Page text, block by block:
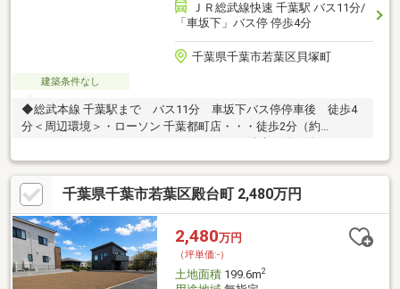
ＪＲ総武線快速 千葉駅 バス11分/
「車坂下」バス停 停歩4分
千葉県千葉市若葉区貝塚町
建築条件なし
◆総武本線 千葉駅まで バス11分 車坂下バス停停車後 徒歩4
分＜周辺環境＞・ローソン 千葉都町店・・・徒歩2分（約
890m）・ジェーソン千葉都町店・・・徒歩13分（約1010m）・千
葉桜木郵便局・・・徒歩12分（約910m）・ドラッグセイムス 都
町店・・・徒歩12分(約920m)・ウエルシア千葉加曽利店・・・徒
歩14分（約1060m）・千葉市立都小学校・・・徒歩10分（約
750m）・千葉市立加曽利中学校・・・徒歩20分（約1600m）
千葉県千葉市若葉区殿台町 2,480万円
2,480万円
（坪単価:-）
土地面積199.6m2